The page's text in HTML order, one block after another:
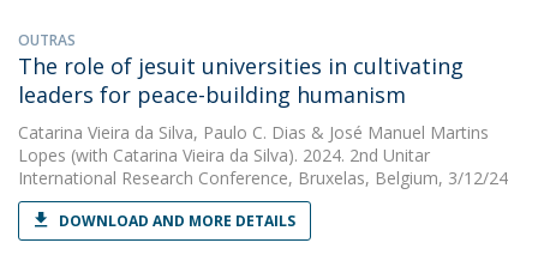
OUTRAS
The role of jesuit universities in cultivating
leaders for peace-building humanism
Catarina Vieira da Silva, Paulo C. Dias & José Manuel Martins
Lopes (with Catarina Vieira da Silva). 2024. 2nd Unitar
International Research Conference, Bruxelas, Belgium, 3/12/24
DOWNLOAD AND MORE DETAILS